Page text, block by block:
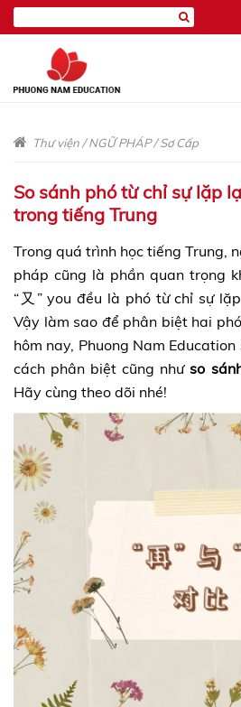
Thư viện/NGỮ PHÁP/Sơ Cấp
So sánh phó từ chỉ sự lặp
trong tiếng Trung
Trong quá trình học tiếng Trung,
pháp cũng là phần quan trọng
“又” you đều là phó từ chỉ sự
Vậy làm sao để phân biệt hai
hôm nay, Phuong Nam
cách phân biệt cũng nhưso
Hãy cùng theo dõi nhé!